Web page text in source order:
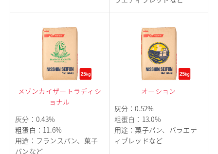
メゾンカイザートラディシ
ョナル
灰分 ： 0.43%
粗蛋白 ： 11.6%
用途 ： フランスパン、菓子
パンなど
オーション
灰分 ：0.52%
粗蛋白 ： 13.0%
用途 ： 菓子パン、バラエテ
ィブレッドなど